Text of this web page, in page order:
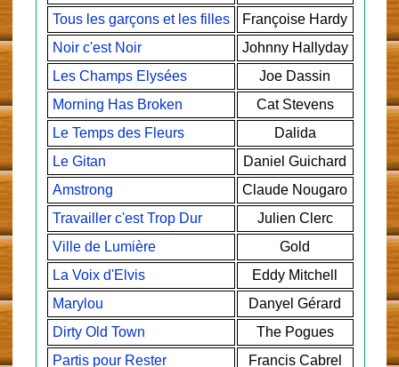
Tous les garçons et les filles
Françoise Hardy
Noir c'est Noir
Johnny Hallyday
Les Champs Elysées
Joe Dassin
Morning Has Broken
Cat Stevens
Le Temps des Fleurs
Dalida
Le Gitan
Daniel Guichard
Amstrong
Claude Nougaro
Travailler c'est Trop Dur
Julien Clerc
Ville de Lumière
Gold
La Voix d'Elvis
Eddy Mitchell
Marylou
Danyel Gérard
Dirty Old Town
The Pogues
Partis pour Rester
Francis Cabrel